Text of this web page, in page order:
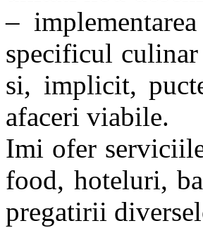
–
specificul culinar
si, implicit,
afaceri viabile.
Imi ofer
food, hoteluri,
pregatirii